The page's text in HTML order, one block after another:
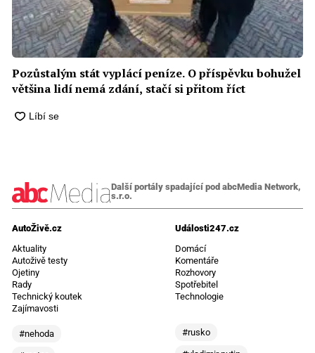
Pozůstalým stát vyplácí peníze. O příspěvku bohužel
většina lidí nemá zdání, stačí si přitom říct
Další portály spadající pod abcMedia Network,
s.r.o.
AutoŽivě.cz
Aktuality
Autoživě testy
Ojetiny
Rady
Technický koutek
Zajímavosti
#nehoda
Události247.cz
Domácí
Komentáře
Rozhovory
Spotřebitel
Technologie
#rusko